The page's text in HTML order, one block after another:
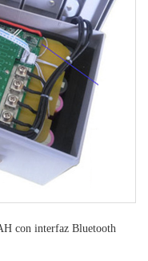
con interfaz Bluetooth